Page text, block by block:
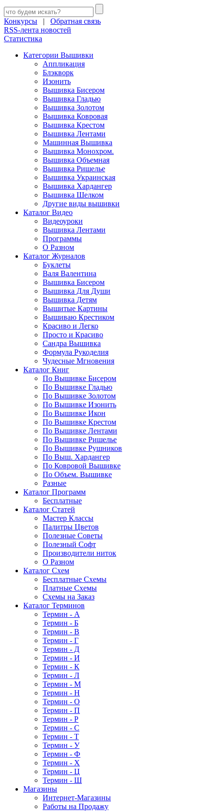
Конкурсы | Обратная связь
RSS-лента новостей
Статистика
Категории Вышивки
Аппликация
Блэкворк
Изонить
Вышивка Бисером
Вышивка Гладью
Вышивка Золотом
Вышивка Ковровая
Вышивка Крестом
Вышивка Лентами
Машинная Вышивка
Вышивка Монохром.
Вышивка Объемная
Вышивка Ришелье
Вышивка Украинская
Вышивка Хардангер
Вышивка Шелком
Другие виды вышивки
Каталог Видео
Видеоуроки
Вышивка Лентами
Программы
О Разном
Каталог Журналов
Буклеты
Валя Валентина
Вышивка Бисером
Вышивка Для Души
Вышивка Детям
Вышитые Картины
Вышиваю Крестиком
Красиво и Легко
Просто и Красиво
Сандра Вышивка
Формула Рукоделия
Чудесные Мгновения
Каталог Книг
По Вышивке Бисером
По Вышивке Гладью
По Вышивке Золотом
По Вышивке Изонить
По Вышивке Икон
По Вышивке Крестом
По Вышивке Лентами
По Вышивке Ришелье
По Вышивке Рушников
По Выш. Хардангер
По Ковровой Вышивке
По Объем. Вышивке
Разные
Каталог Программ
Бесплатные
Каталог Статей
Мастер Классы
Палитры Цветов
Полезные Советы
Полезный Софт
Производители ниток
О Разном
Каталог Схем
Бесплатные Схемы
Платные Схемы
Схемы на Заказ
Каталог Терминов
Термин - А
Термин - Б
Термин - В
Термин - Г
Термин - Д
Термин - И
Термин - К
Термин - Л
Термин - М
Термин - Н
Термин - О
Термин - П
Термин - Р
Термин - С
Термин - Т
Термин - У
Термин - Ф
Термин - Х
Термин - Ц
Термин - Ш
Магазины
Интернет-Магазины
Работы на Продажу